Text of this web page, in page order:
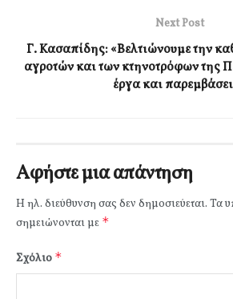
Next Post
Γ. Κασαπίδης: «Βελτιώνουμε την
αγροτών και των κτηνοτρόφων της
έργα και
Αφήστε μια απάντηση
Η ηλ. διεύθυνση σας δεν δημοσιεύεται. Τα
σημειώνονται με *
Σχόλιο *